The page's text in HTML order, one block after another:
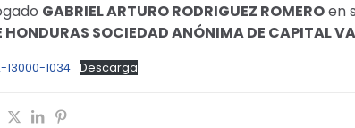
GABRIEL ARTURO RODRIGUEZ ROMEROen
HONDURAS SOCIEDAD ANÓNIMA DE CAPITAL
13000-1034 Descarga